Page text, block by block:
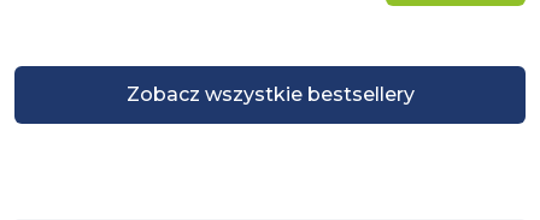
Zobacz wszystkie bestsellery